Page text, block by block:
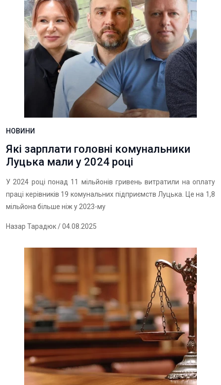
НОВИНИ
Які зарплати головні комунальники
Луцька мали у 2024 році
У 2024 році понад 11 мільйонів гривень витратили на оплату
праці керівників 19 комунальних підприємств Луцька. Це на 1,8
мільйона більше ніж у 2023-му
Назар Тарадюк/ 04.08.2025